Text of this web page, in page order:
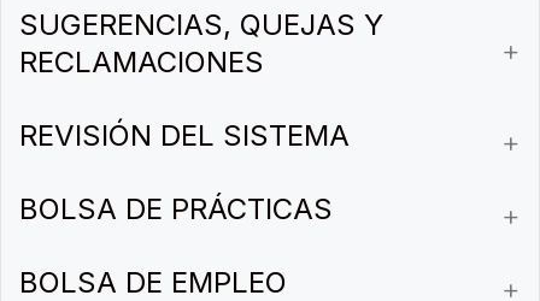
SUGERENCIAS, QUEJAS Y
RECLAMACIONES
REVISIÓN DEL SISTEMA
BOLSA DE PRÁCTICAS
BOLSA DE EMPLEO